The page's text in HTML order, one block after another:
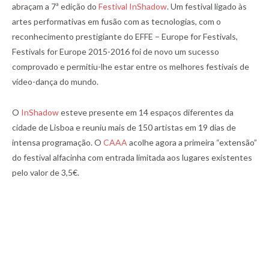
abraçam a 7ª edição do Festival InShadow. Um festival ligado às
artes performativas em fusão com as tecnologias, com o
reconhecimento prestigiante do EFFE – Europe for Festivals,
Festivals for Europe 2015-2016 foi de novo um sucesso
comprovado e permitiu-lhe estar entre os melhores festivais de
vídeo-dança do mundo.
O InShadowesteve presente em 14 espaços diferentes da
cidade de Lisboa e reuniu mais de 150 artistas em 19 dias de
intensa programação. O CAAA acolhe agora a primeira “extensão”
do festival alfacinha com entrada limitada aos lugares existentes
pelo valor de 3,5€.